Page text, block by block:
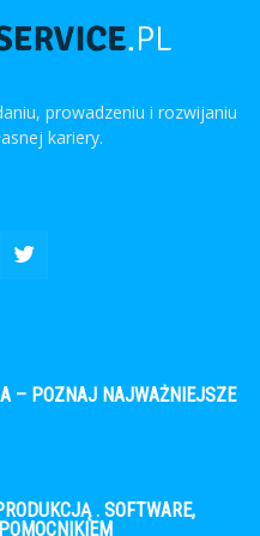
prowadzeniu i rozwijaniu
kariery.
– POZNAJ NAJWAŻNIEJSZE
. SOFTWARE,